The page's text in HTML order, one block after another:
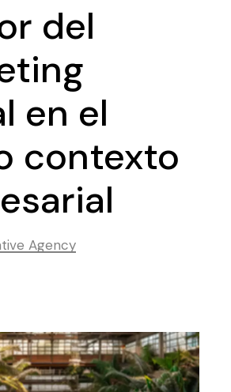
del
en el
contexto
Agency